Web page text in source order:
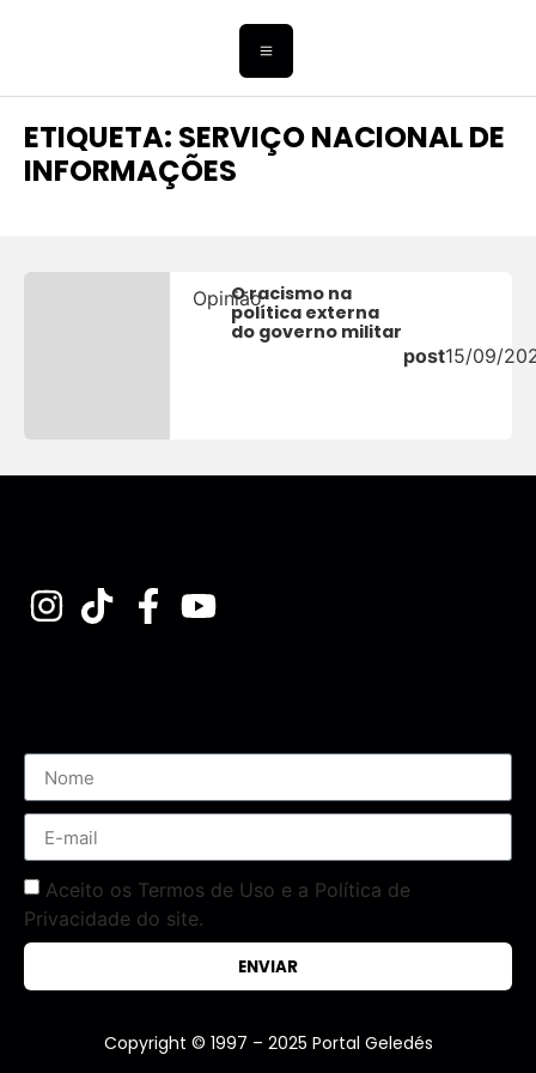
ETIQUETA: SERVIÇO NACIONAL DE
INFORMAÇÕES
OpiniãoO racismo na
política externa
do governo militar
post15/09/
Aceito os Termos de Uso e a Política de
Privacidade do site.
ENVIAR
Copyright © 1997 – 2025 Portal Geledés